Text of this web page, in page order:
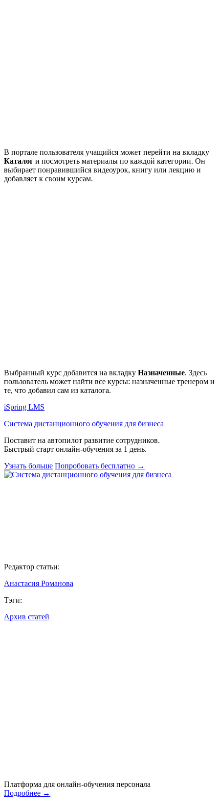
В портале пользователя учащийся может перейти на вкладку
Каталог и посмотреть материалы по каждой категории. Он
выбирает понравившийся видеоурок, книгу или лекцию и
добавляет к своим курсам.
Выбранный курс добавится на вкладку Назначенные. Здесь
пользователь может найти все курсы: назначенные тренером и
те, что добавил сам из каталога.
iSpring LMS
Система дистанционного обучения для бизнеса
Поставит на автопилот развитие сотрудников.
Быстрый старт онлайн‑обучения за 1 день.
Узнать больше Попробовать бесплатно →
Редактор статьи:
Анастасия Романова
Тэги:
Архив статей
Платформа для онлайн-обучения персонала
Подробнее →